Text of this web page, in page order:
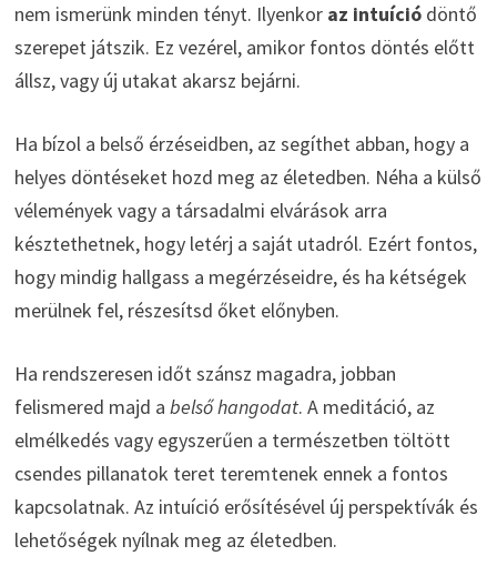
nem ismerünk minden tényt. Ilyenkor az intuíciódöntő
szerepet játszik. Ez vezérel, amikor fontos döntés előtt
állsz, vagy új utakat akarsz bejárni.
Ha bízol a belső érzéseidben, az segíthet abban, hogy a
helyes döntéseket hozd meg az életedben. Néha a külső
vélemények vagy a társadalmi elvárások arra
késztethetnek, hogy letérj a saját utadról. Ezért fontos,
hogy mindig hallgass a megérzéseidre, és ha kétségek
merülnek fel, részesítsd őket előnyben.
Ha rendszeresen időt szánsz magadra, jobban
felismered majd a belső hangodat. A meditáció, az
elmélkedés vagy egyszerűen a természetben töltött
csendes pillanatok teret teremtenek ennek a fontos
kapcsolatnak. Az intuíció erősítésével új perspektívák és
lehetőségek nyílnak meg az életedben.